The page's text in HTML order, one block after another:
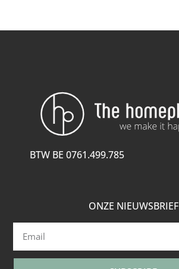
BTW BE 0761.499.785
ONZE NIEUWSBRIEF